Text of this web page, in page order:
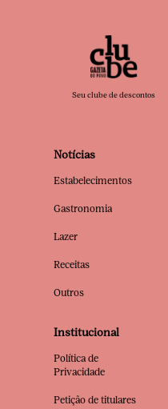
Seu clube de descontos
Notícias
Estabelecimentos
Gastronomia
Lazer
Receitas
Outros
Institucional
Política de
Privacidade
Petição de titulares